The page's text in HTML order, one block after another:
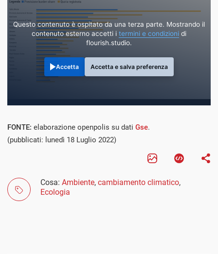
Questo contenuto è ospitato da una terza parte. Mostrando il
contenuto esterno accetti i termini e condizioni di
flourish.studio.
Accetta Accetta e salva preferenza
FONTE: elaborazione openpolis su dati Gse.
(pubblicati: lunedì 18 Luglio 2022)
Cosa: Ambiente, cambiamento climatico,
Ecologia